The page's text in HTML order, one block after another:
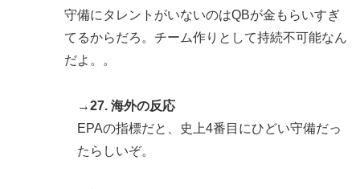
守備にタレントがいないのはQBが金もらいすぎ
てるからだろ。チーム作りとして持続不可能なん
だよ。。
→27. 海外の反応
EPAの指標だと、史上4番目にひどい守備だっ
たらしいぞ。